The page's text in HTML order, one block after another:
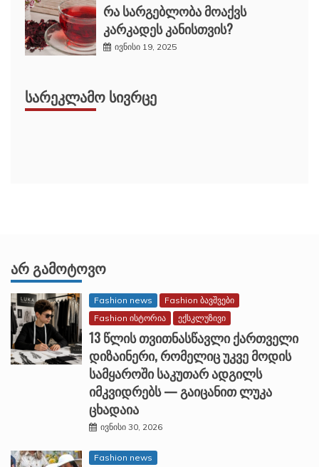
რა სარგებლობა მოაქვს
კარკადეს კანისთვის?
ივნისი 19, 2025
ᲡᲐᲠᲔᲙᲚᲐᲛᲝ ᲡᲘᲕᲠᲪᲔ
ᲐᲠ ᲒᲐᲛᲝᲢᲝᲕᲝ
Fashion news
Fashion ბავშვები
Fashion ისტორია
ექსკლუზივი
13 წლის თვითნასწავლი ქართველი
დიზაინერი, რომელიც უკვე მოდის
სამყაროში საკუთარ ადგილს
იმკვიდრებს — გაიცანით ლუკა
ცხადაია
ივნისი 30, 2026
Fashion news